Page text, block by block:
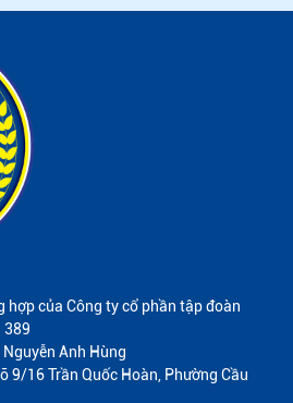
của Công ty cổ phần tập đoàn
389
Anh Hùng
9/16 Trần Quốc Hoàn, Phường Cầu